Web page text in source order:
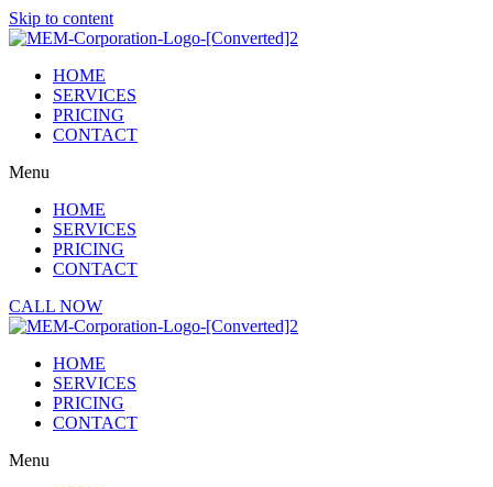
Skip to content
HOME
SERVICES
PRICING
CONTACT
Menu
HOME
SERVICES
PRICING
CONTACT
CALL NOW
HOME
SERVICES
PRICING
CONTACT
Menu